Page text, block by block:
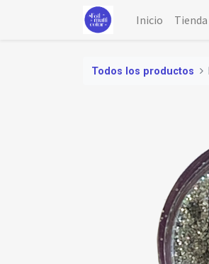
Inicio Tienda
Todos los productos